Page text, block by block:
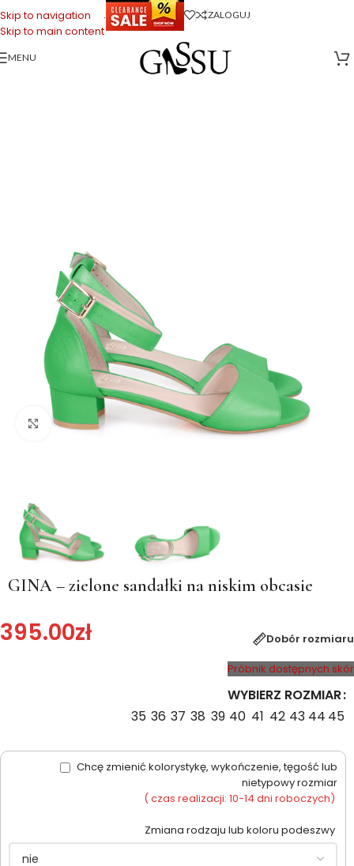
Skip to navigation
Skip to main content
. ZALOGUJ
MENU
Strona główna Sklep firmowy Gassu>Buty Damskie
Kliknij, aby powiększyć
GINA – zielone sandałki na niskim obcasie
395.00zł
Dobór rozmiaru
Próbnik dostępnych skór
WYBIERZ ROZMIAR
35 36 37 38 39 40 41 42 43 44 45
Chcę zmienić kolorystykę, wykończenie, tęgość lub
nietypowy rozmiar
( czas realizacji: 10-14 dni roboczych)
Zmiana rodzaju lub koloru podeszwy